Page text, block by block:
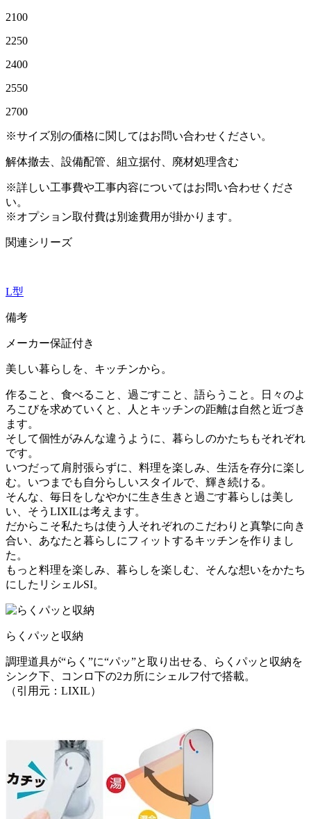
2100
2250
2400
2550
2700
※サイズ別の価格に関してはお問い合わせください。
解体撤去、設備配管、組立据付、廃材処理含む
※詳しい工事費や工事内容についてはお問い合わせくださ
い。
※オプション取付費は別途費用が掛かります。
関連シリーズ
L型
備考
メーカー保証付き
美しい暮らしを、キッチンから。
作ること、食べること、過ごすこと、語らうこと。日々のよ
ろこびを求めていくと、人とキッチンの距離は自然と近づき
ます。
そして個性がみんな違うように、暮らしのかたちもそれぞれ
です。
いつだって肩肘張らずに、料理を楽しみ、生活を存分に楽し
む。いつまでも自分らしいスタイルで、輝き続ける。
そんな、毎日をしなやかに生き生きと過ごす暮らしは美し
い、そうLIXILは考えます。
だからこそ私たちは使う人それぞれのこだわりと真摯に向き
合い、あなたと暮らしにフィットするキッチンを作りまし
た。
もっと料理を楽しみ、暮らしを楽しむ、そんな想いをかたち
にしたリシェルSI。
らくパッと収納
調理道具が“らく”に“パッ”と取り出せる、らくパッと収納を
シンク下、コンロ下の2カ所にシェルフ付で搭載。
（引用元：LIXIL）